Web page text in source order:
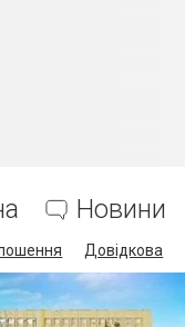
Новини
Довідкова